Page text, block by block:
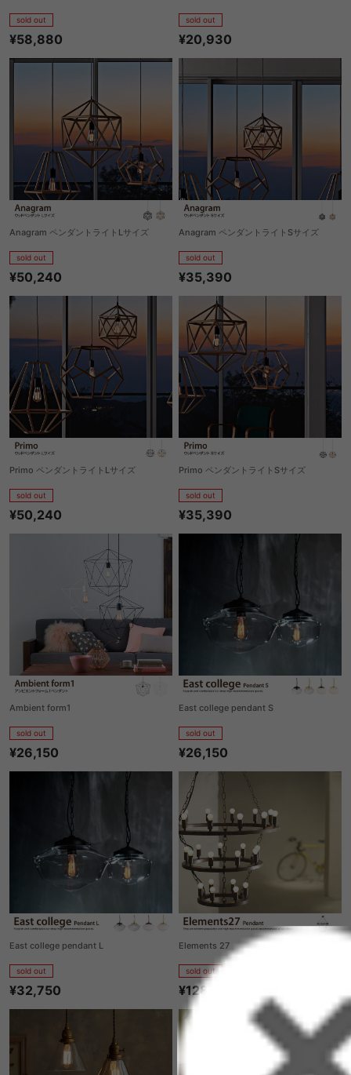
sold out
¥58,880
sold out
¥20,930
Anagram ペンダントライトLサイズ
sold out
¥50,240
Anagram ペンダントライトSサイズ
sold out
¥35,390
Primo ペンダントライトLサイズ
sold out
¥50,240
Primo ペンダントライトSサイズ
sold out
¥35,390
Ambient form1
sold out
¥26,150
East college pendant S
sold out
¥26,150
East college pendant L
sold out
¥32,750
Elements 27
sold out
¥128,450